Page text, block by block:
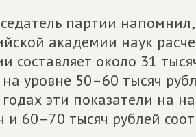
партии
академии наук
составляет около 31
уровне 50–60 тысяч
эти показатели на
и 60–70 тысяч рублей